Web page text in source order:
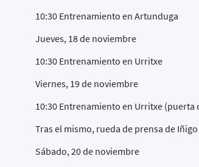
10:30 Entrenamiento en Artunduga
Jueves, 18 de noviembre
10:30 Entrenamiento en Urritxe
Viernes, 19 de noviembre
10:30 Entrenamiento en Urritxe (puerta
Tras el mismo, rueda de prensa de
Sábado, 20 de noviembre